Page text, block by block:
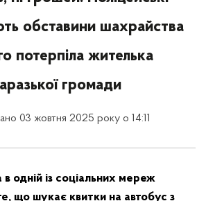
обставини шахрайства
потерпіла жителька
громади
03 жовтня 2025 року о 14:11
одній із соціальних мереж
що шукає квитки на автобус з